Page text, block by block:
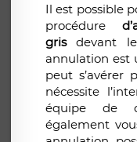
Il est possible
procédure
grisdevant le
annulation est
peut s’avérer
nécessite
équipe de
également